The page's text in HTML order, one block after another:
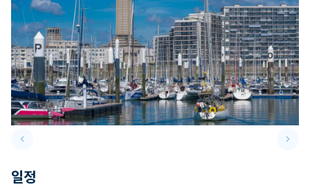
keyboard_arrow_leftPrevious slide keyboard_arrow_right
일정